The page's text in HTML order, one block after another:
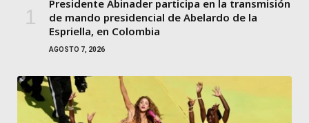
Presidente Abinader participa en la transmisión
de mando presidencial de Abelardo de la
Espriella, en Colombia
AGOSTO 7, 2026